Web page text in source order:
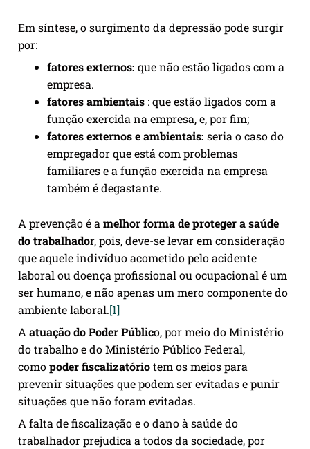
Em síntese, o surgimento da depressão pode surgir
por:
fatoresexternos: que não estão ligados com a
empresa.
fatores ambientais: que estão ligados com a
função exercida na empresa, e, por fim;
fatores externos e ambientais: seria o caso do
empregador que está com problemas
familiares e a função exercida na empresa
também é degastante.
A prevenção é a melhor forma de proteger a saúde
do trabalhador, pois, deve-se levar em consideração
que aquele indivíduo acometido pelo acidente
laboral ou doença profissional ou ocupacional é um
ser humano, e não apenas um mero componente do
ambiente laboral.[1]
A atuação do Poder Público, por meio do Ministério
do trabalho e do Ministério Público Federal,
comopoder fiscalizatóriotem os meios para
prevenir situações que podem ser evitadas e punir
situações que não foram evitadas.
A falta de fiscalização e o dano à saúde do
trabalhador prejudica a todos da sociedade, por